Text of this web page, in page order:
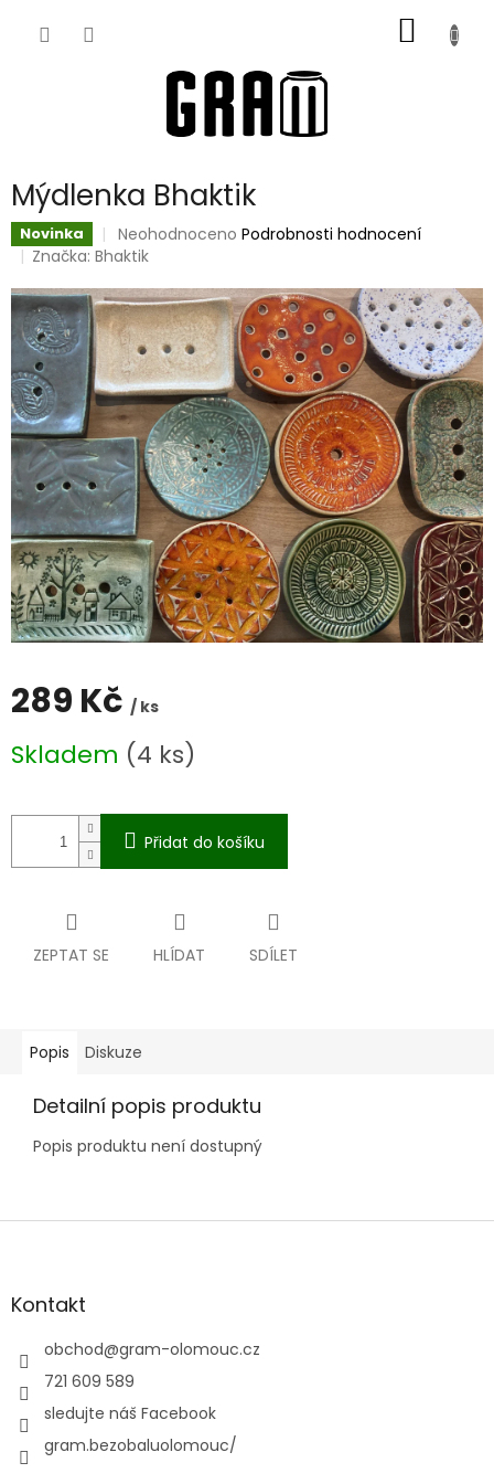
KOŠÍK
Mýdlenka Bhaktik
Novinka
Průměrné
hodnocení
je
0,0
z
5
hvězdiček.
Neohodnoceno Podrobnosti hodnocení
Značka:Bhaktik
289 Kč / ks
cena:
Skladem (4 ks)
Přidat do košíku
ZEPTAT SE HLÍDAT SDÍLET
Popis Diskuze
Detailní popis produktu
Popis produktu není dostupný
Z
aKontakt
obchod@gram-olomouc.cz
721 609 589
sledujte náš Facebook
gram.bezobaluolomouc/